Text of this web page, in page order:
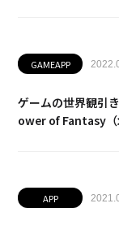
GAMEAPP
ゲームの世界観引
ower of Fantasy（
APP